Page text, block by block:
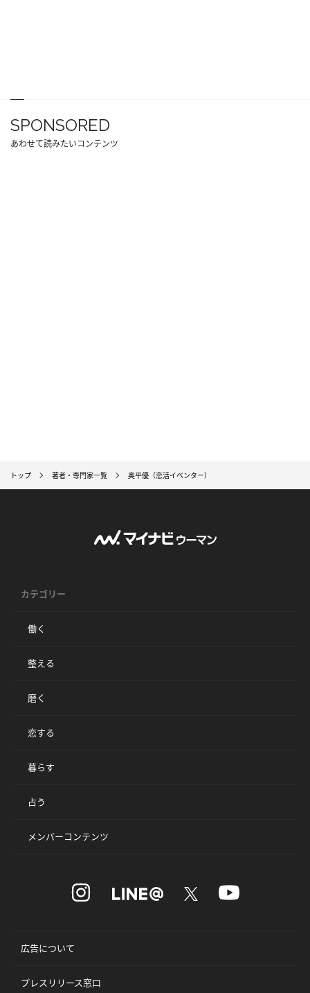
SPONSORED
あわせて読みたいコンテンツ
トップ 著者・専門家一覧 奥平優（恋活イベンター）
カテゴリー
働く
整える
磨く
恋する
暮らす
占う
メンバーコンテンツ
広告について
プレスリリース窓口